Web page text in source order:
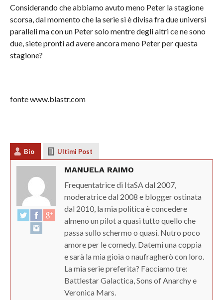
Considerando che abbiamo avuto meno Peter la stagione
scorsa, dal momento che la serie si è divisa fra due universi
paralleli ma con un Peter solo mentre degli altri ce ne sono
due, siete pronti ad avere ancora meno Peter per questa
stagione?
fonte www.blastr.com
Bio Ultimi Post
MANUELA RAIMO
Frequentatrice di ItaSA dal 2007,
moderatrice dal 2008 e blogger ostinata
dal 2010, la mia politica è concedere
almeno un pilot a quasi tutto quello che
passa sullo schermo o quasi. Nutro poco
amore per le comedy. Datemi una coppia
e sarà la mia gioia o naufragherò con loro.
La mia serie preferita? Facciamo tre:
Battlestar Galactica, Sons of Anarchy e
Veronica Mars.